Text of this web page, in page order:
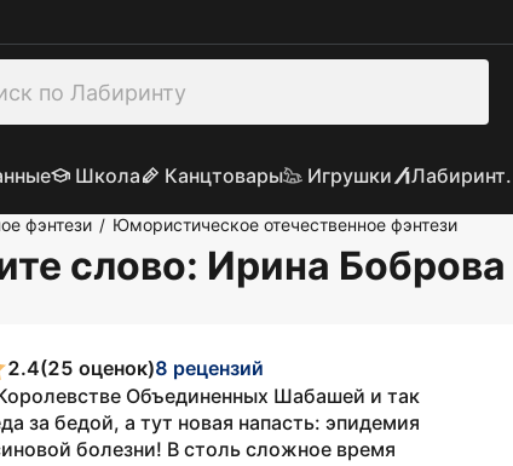
Школа Канцтовары Игрушки
фэнтези / Юмористическое отечественное фэнтези
слово: Ирина Боброва
2.4(25 оценок)8 рецензий
Объединенных Шабашей и так
за бедой, а тут новая напасть: эпидемия
болезни! В столь сложное время